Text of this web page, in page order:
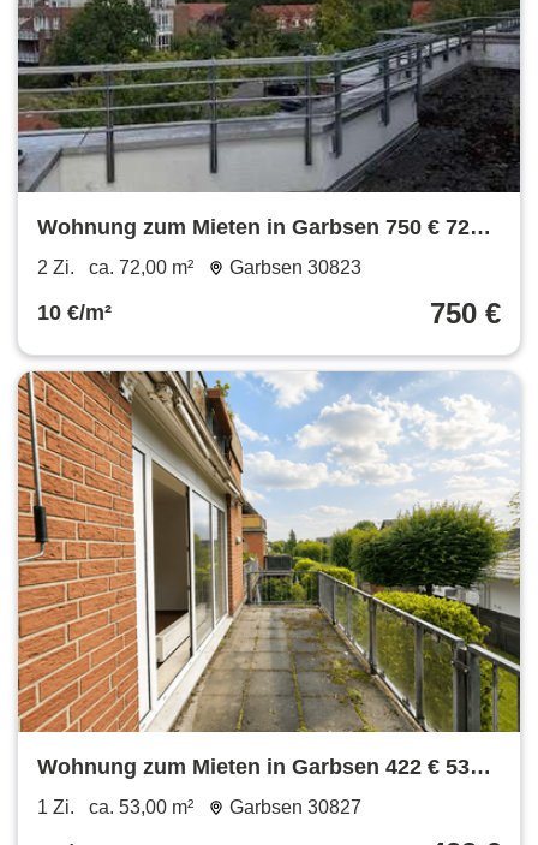
Wohnung zum Mieten in Garbsen 750 € 72
m²
2 Zi. ca. 72,00 m² Garbsen 30823
10 €/m² 750 €
Wohnung zum Mieten in Garbsen 422 € 53
m²
1 Zi. ca. 53,00 m² Garbsen 30827